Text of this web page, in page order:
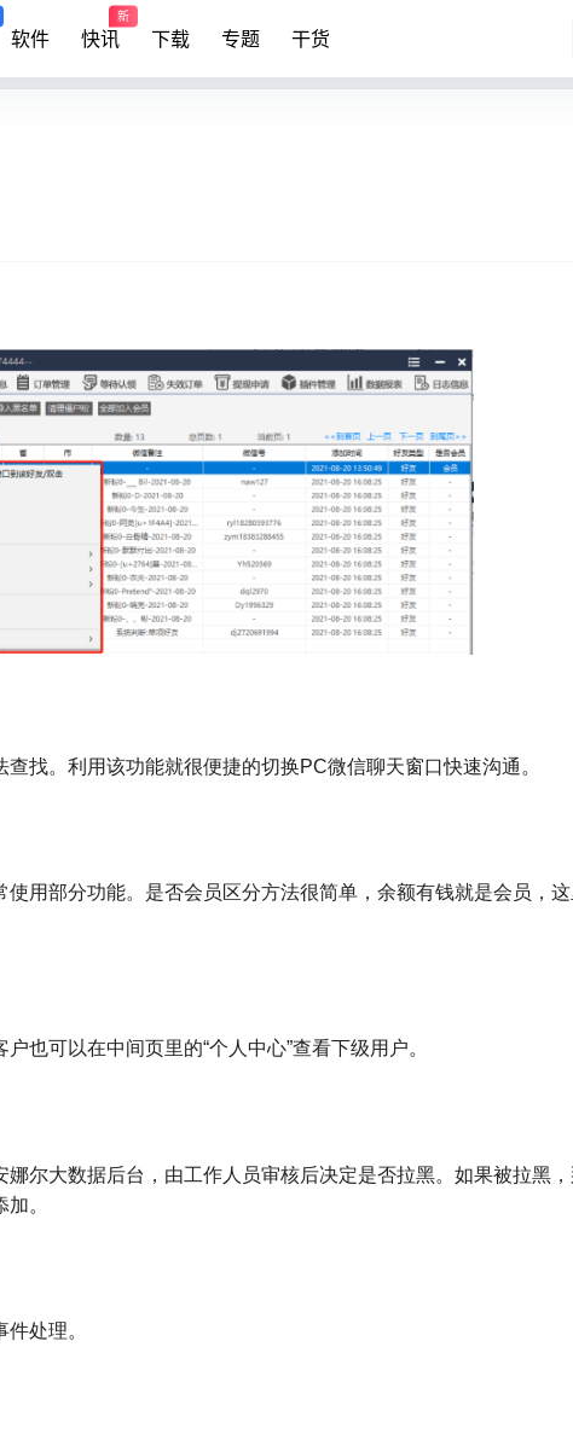
软件 快讯
新
下载 专题 干货
找。利用该功能就很便捷的切换PC微信聊天窗口快速沟通。
用部分功能。是否会员区分方法很简单，余额有钱就是会员，
也可以在中间页里的“个人中心”查看下级用户。
尔大数据后台，由工作人员审核后决定是否拉黑。如果被拉黑
。
处理。